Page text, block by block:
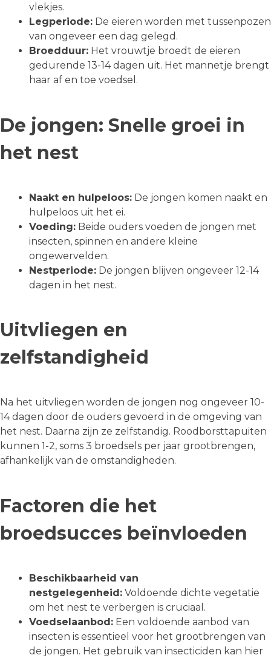
vlekjes.
Legperiode: De eieren worden met tussenpozen
van ongeveer een dag gelegd.
Broedduur: Het vrouwtje broedt de eieren
gedurende 13-14 dagen uit. Het mannetje brengt
haar af en toe voedsel.
De jongen: Snelle groei in
het nest
Naakt en hulpeloos: De jongen komen naakt en
hulpeloos uit het ei.
Voeding: Beide ouders voeden de jongen met
insecten, spinnen en andere kleine
ongewervelden.
Nestperiode: De jongen blijven ongeveer 12-14
dagen in het nest.
Uitvliegen en
zelfstandigheid
Na het uitvliegen worden de jongen nog ongeveer 10-
14 dagen door de ouders gevoerd in de omgeving van
het nest. Daarna zijn ze zelfstandig. Roodborsttapuiten
kunnen 1-2, soms 3 broedsels per jaar grootbrengen,
afhankelijk van de omstandigheden.
Factoren die het
broedsucces beïnvloeden
Beschikbaarheid van
nestgelegenheid: Voldoende dichte vegetatie
om het nest te verbergen is cruciaal.
Voedselaanbod: Een voldoende aanbod van
insecten is essentieel voor het grootbrengen van
de jongen. Het gebruik van insecticiden kan hier